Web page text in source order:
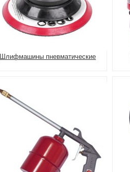
Шлифмашины пневматические